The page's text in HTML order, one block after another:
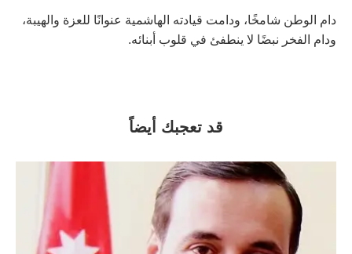
دام الوطن شامخًا، ودامت قيادته الهاشمية عنوانًا للعزة والهيبة،
ودام الفخر نبضًا لا ينطفئ في قلوب أبنائه.
قد تعجبك أيضاً